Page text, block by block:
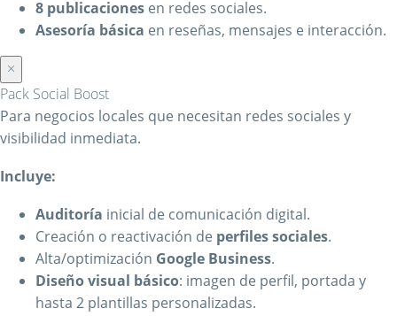
8 publicaciones en redes sociales.
Asesoría básica en reseñas, mensajes e interacción.
×
Pack Social Boost
Para negocios locales que necesitan redes sociales y
visibilidad inmediata.
Incluye:
Auditoría inicial de comunicación digital.
Creación o reactivación de perfiles sociales.
Alta/optimización Google Business.
Diseño visual básico: imagen de perfil, portada y
hasta 2 plantillas personalizadas.